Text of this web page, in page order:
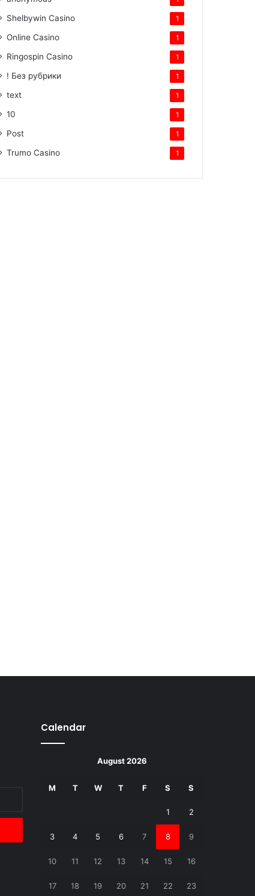
Shelbywin Casino 1
Online Casino 1
Ringospin Casino 1
! Без рубрики 1
text 1
10 1
Post 1
Trumo Casino 1
Calendar
August 2026
M T W T F S S
1 2
3 4 5 6 7 8 9
10 11 12 13 14 15 16
17 18 19 20 21 22 23